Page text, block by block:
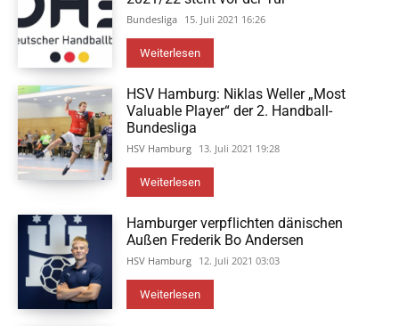
Bundesliga 15. Juli 2021 16:26
Weiterlesen
HSV Hamburg: Niklas Weller „Most
Valuable Player“ der 2. Handball-
Bundesliga
HSV Hamburg 13. Juli 2021 19:28
Weiterlesen
Hamburger verpflichten dänischen
Außen Frederik Bo Andersen
HSV Hamburg 12. Juli 2021 03:03
Weiterlesen